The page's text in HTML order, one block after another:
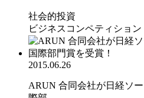
社会的投資
ビジネスコンペティション
2015.06.26
ARUN 合同会社が日経ソ